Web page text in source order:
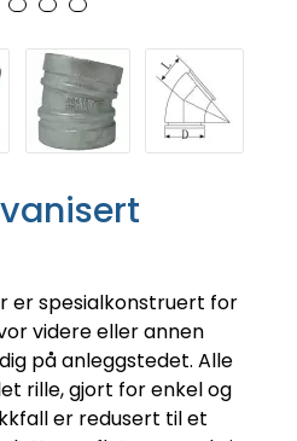
er spesialkonstruert for
videre eller annen
på anleggstedet. Alle
rille, gjort for enkel og
er redusert til et